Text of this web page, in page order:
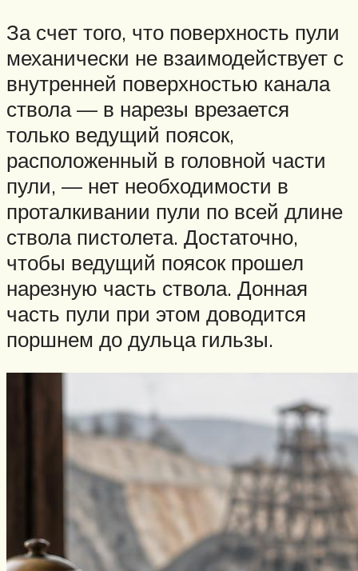
За счет того, что поверхность пули
механически не взаимодействует с
внутренней поверхностью канала
ствола — в нарезы врезается
только ведущий поясок,
расположенный в головной части
пули, — нет необходимости в
проталкивании пули по всей длине
ствола пистолета. Достаточно,
чтобы ведущий поясок прошел
нарезную часть ствола. Донная
часть пули при этом доводится
поршнем до дульца гильзы.